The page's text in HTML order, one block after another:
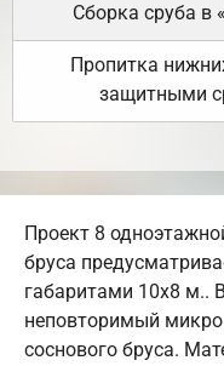
Сборка сруба в
Пропитка
защитными
Проект 8
бруса
габаритами 10х8 м..
неповторимый
соснового бруса.